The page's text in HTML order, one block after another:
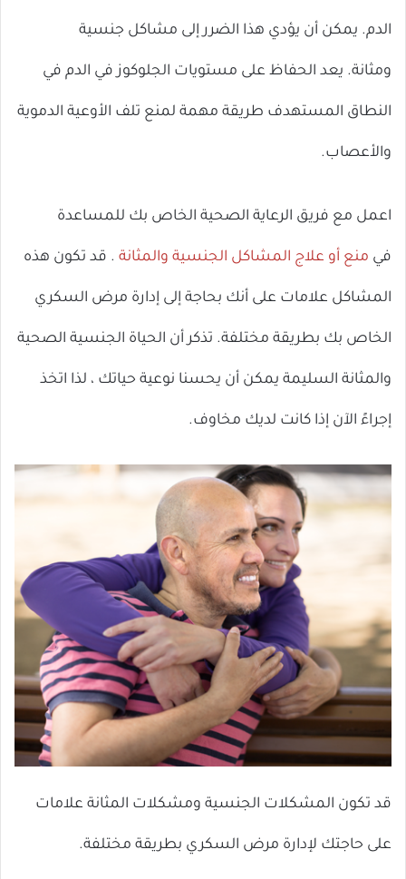
الدم. يمكن أن يؤدي هذا الضرر إلى مشاكل جنسية
ومثانة. يعد الحفاظ على مستويات الجلوكوز في الدم في
النطاق المستهدف طريقة مهمة لمنع تلف الأوعية الدموية
والأعصاب.
اعمل مع فريق الرعاية الصحية الخاص بك للمساعدة
في منع أو علاج المشاكل الجنسية والمثانة . قد تكون هذه
المشاكل علامات على أنك بحاجة إلى إدارة مرض السكري
الخاص بك بطريقة مختلفة. تذكر أن الحياة الجنسية الصحية
والمثانة السليمة يمكن أن يحسنا نوعية حياتك ، لذا اتخذ
إجراءً الآن إذا كانت لديك مخاوف.
قد تكون المشكلات الجنسية ومشكلات المثانة علامات
على حاجتك لإدارة مرض السكري بطريقة مختلفة.